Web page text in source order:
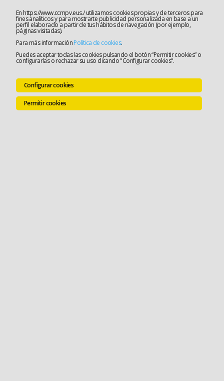
En https://www.ccmpv.eus./ utilizamos cookies propias y de terceros para
fines analíticos y para mostrarte publicidad personalizada en base a un
perfil elaborado a partir de tus hábitos de navegación (por ejemplo,
páginas visitadas).
Para más informaciónPolítica de cookies.
Puedes aceptar todas las cookies pulsando el botón “Permitir cookies” o
configurarlas o rechazar su uso clicando "Configurar cookies".
Configurar cookies
Permitir cookies